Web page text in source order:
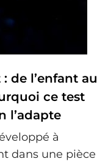
de l’enfant au
ce test
l’adapte
à
dans une pièce